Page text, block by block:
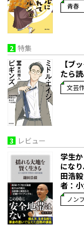
青春
2 特集
【ブ
たら
文芸
3 レビュー
学生
にな
田浩
者：小
ノン